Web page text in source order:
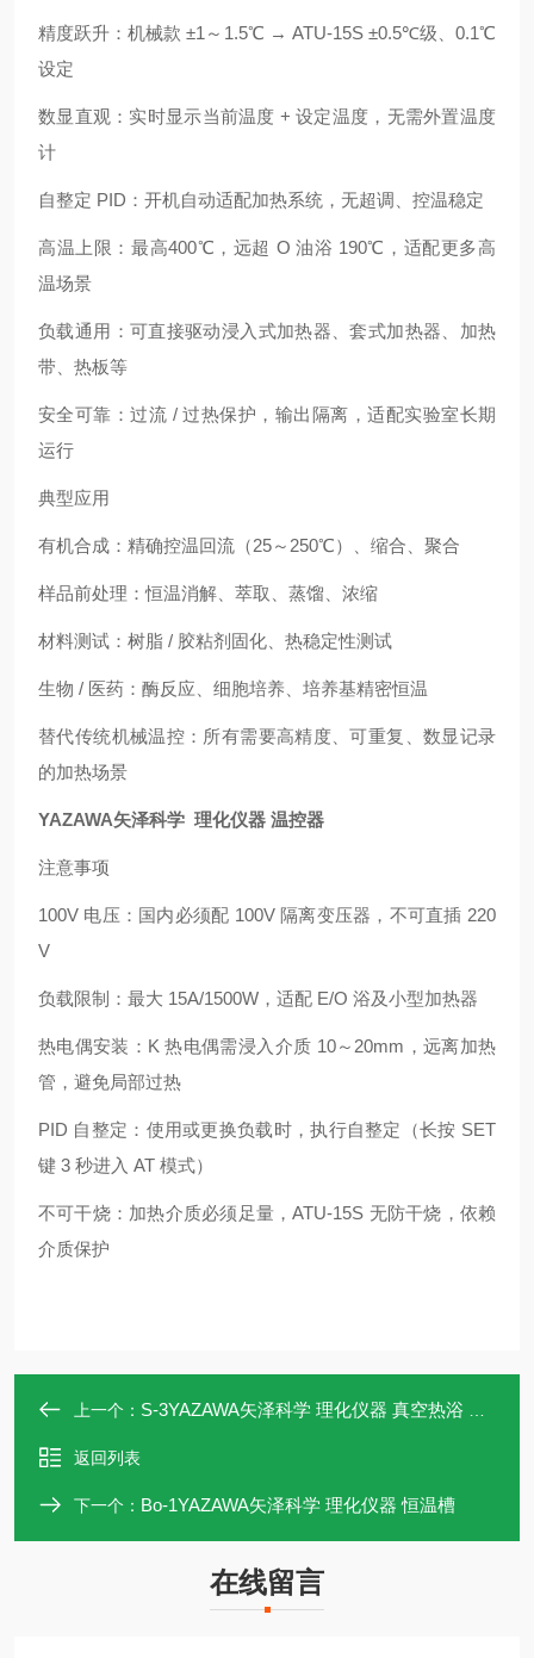
精度跃升：机械款 ±1～1.5℃ → ATU‑15S ±0.5℃级、0.1℃
设定
数显直观：实时显示当前温度 + 设定温度，无需外置温度
计
自整定 PID：开机自动适配加热系统，无超调、控温稳定
高温上限：最高400℃，远超 O 油浴 190℃，适配更多高
温场景
负载通用：可直接驱动浸入式加热器、套式加热器、加热
带、热板等
安全可靠：过流 / 过热保护，输出隔离，适配实验室长期
运行
典型应用
有机合成：精确控温回流（25～250℃）、缩合、聚合
样品前处理：恒温消解、萃取、蒸馏、浓缩
材料测试：树脂 / 胶粘剂固化、热稳定性测试
生物 / 医药：酶反应、细胞培养、培养基精密恒温
替代传统机械温控：所有需要高精度、可重复、数显记录
的加热场景
YAZAWA矢泽科学 理化仪器 温控器
注意事项
100V 电压：国内必须配 100V 隔离变压器，不可直插 220
V
负载限制：最大 15A/1500W，适配 E/O 浴及小型加热器
热电偶安装：K 热电偶需浸入介质 10～20mm，远离加热
管，避免局部过热
PID 自整定：使用或更换负载时，执行自整定（长按 SET
键 3 秒进入 AT 模式）
不可干烧：加热介质必须足量，ATU‑15S 无防干烧，依赖
介质保护
上一个： S-3YAZAWA矢泽科学 理化仪器 真空热浴 上海
返回列表
下一个： Bo-1YAZAWA矢泽科学 理化仪器 恒温槽
在线留言